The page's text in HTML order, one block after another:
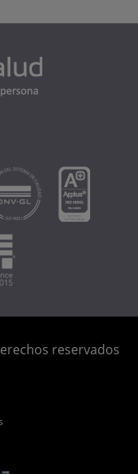
reservados